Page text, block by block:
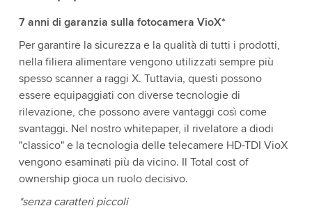
7 anni di garanzia sulla fotocamera VioX*
Per garantire la sicurezza e la qualità di tutti i prodotti,
nella filiera alimentare vengono utilizzati sempre più
spesso scanner a raggi X. Tuttavia, questi possono
essere equipaggiati con diverse tecnologie di
rilevazione, che possono avere vantaggi così come
svantaggi. Nel nostro whitepaper, il rivelatore a diodi
"classico" e la tecnologia delle telecamere HD-TDI VioX
vengono esaminati più da vicino. Il Total cost of
ownership gioca un ruolo decisivo.
*senza caratteri piccoli